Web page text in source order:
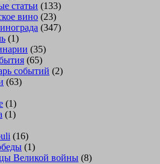
статьи (133)
вино (23)
(347)
(1)
(35)
(65)
событий (2)
(63)
(1)
(1)
(16)
(1)
Великой войны (8)